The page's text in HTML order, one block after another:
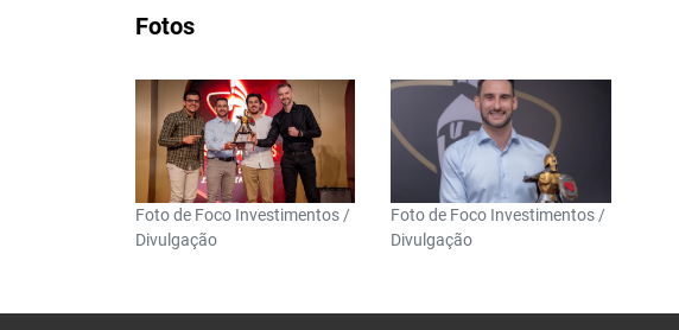
Fotos
Foto de Foco Investimentos /
Divulgação
Foto de Foco Investimentos /
Divulgação